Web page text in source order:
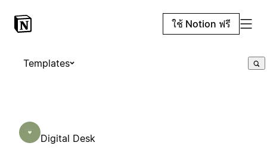
ใช้ Notion ฟรี
Templates
Digital Desk